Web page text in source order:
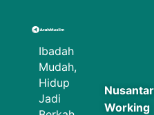
Ibadah
Mudah,
Hidup
Jadi
Working